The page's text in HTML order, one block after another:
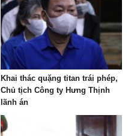
Khai thác quặng titan trái phép,
Chủ tịch Công ty Hưng Thịnh
lãnh án